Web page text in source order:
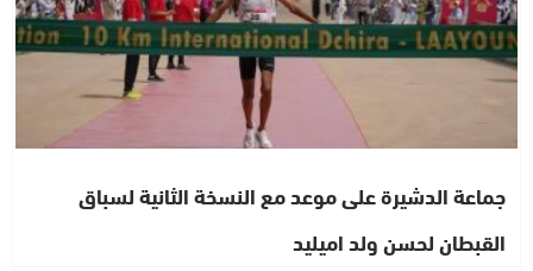
جماعة الدشيرة على موعد مع النسخة الثانية لسباق
القبطان لحسن ولد اميليد